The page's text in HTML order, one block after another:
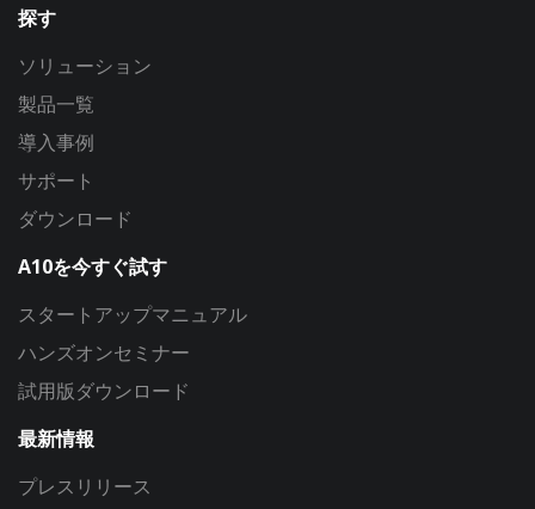
探す
ソリューション
製品一覧
導入事例
サポート
ダウンロード
A10を今すぐ試す
スタートアップマニュアル
ハンズオンセミナー
試用版ダウンロード
最新情報
プレスリリース